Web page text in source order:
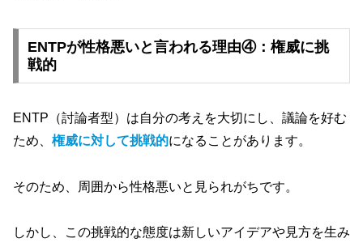
ENTPが性格悪いと言われる理由④：権威に挑
戦的
ENTP（討論者型）は自分の考えを大切にし、議論を好む
ため、 権威に対して挑戦的になることがあります。
そのため、周囲から性格悪いと見られがちです。
しかし、この挑戦的な態度は新しいアイデアや見方を生み